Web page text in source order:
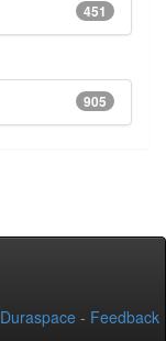
451
905
Duraspace - Feedback